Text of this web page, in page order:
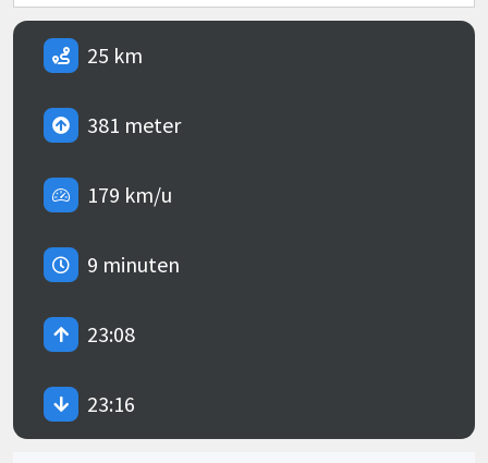
25 km
381 meter
179 km/u
9 minuten
23:08
23:16